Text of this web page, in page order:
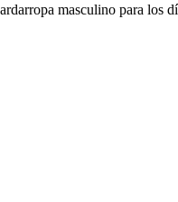
masculino para los